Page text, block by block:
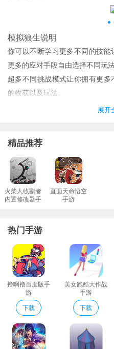
模拟狼生说明
你可以不断学习更多不同的技
更多的应对手段自由选择不同玩法
超多不同挑战模式让你拥有更
的收获以及玩法。
模拟狼生存游戏中没有强制性
关挑战奖励。
灵活自由的操作玩法完成各种任务
新颖益智画线闯关等你加入每一
的挑战自由体验。
超益智的玩法的所有玩家都可以
模拟狼生编辑心得
模拟狼生是一款非常好玩的模
狼与其他玩家进行捕猎生存。
新颖画线闯关等你参与新颖多
挑战更好的完成每一个不同任
感受不同乐趣玩法丰富。
庞大的森林地图你可以带领你
挑战模式你可以自由解锁尝试。
更多有趣的画线闯关挑战内容
展开
精品推荐
火柴人收割者
内置修改器手
直面天命悟空
手游
热门手游
撸啊撸百度版手
游
下载
美女跑酷大作战
手游
下载